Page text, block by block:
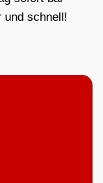
und schnell!